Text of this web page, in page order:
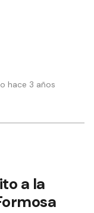
hace 3 años
a la